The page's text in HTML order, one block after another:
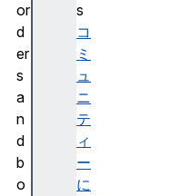
s
コ
ミ
ュ
ニ
テ
ィ
ー
に
or
d
er
s
a
n
d
b
o